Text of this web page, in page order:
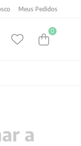
Meus Pedidos
0
a